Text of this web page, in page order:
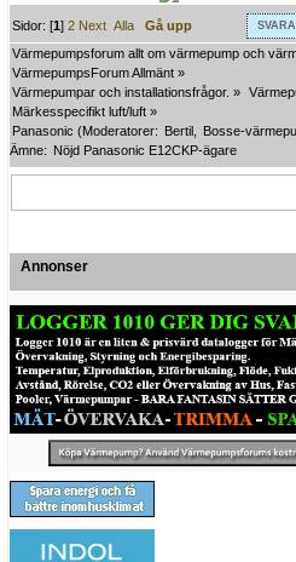
SVARA
Sidor: [1]2 Next Alla
Gå upp
Värmepumpsforum allt om värmepump och
VärmepumpsForum Allmänt »
Värmepumpar och installationsfrågor. »
Märkesspecifikt luft/luft »
Panasonic (Moderatorer: Bertil Bosse-
Ämne: Nöjd Panasonic E12CKP-ägare
Annonser